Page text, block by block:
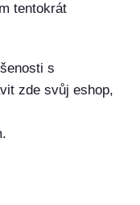
tentokrát
s
zde svůj eshop,